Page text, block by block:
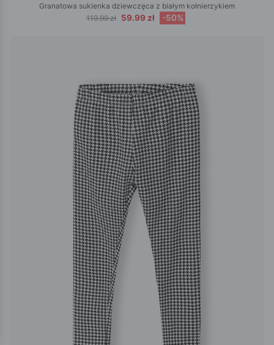
Granatowa sukienka dziewczęca z białym kołnierzykiem
119.99 zł 59.99 zł -50%